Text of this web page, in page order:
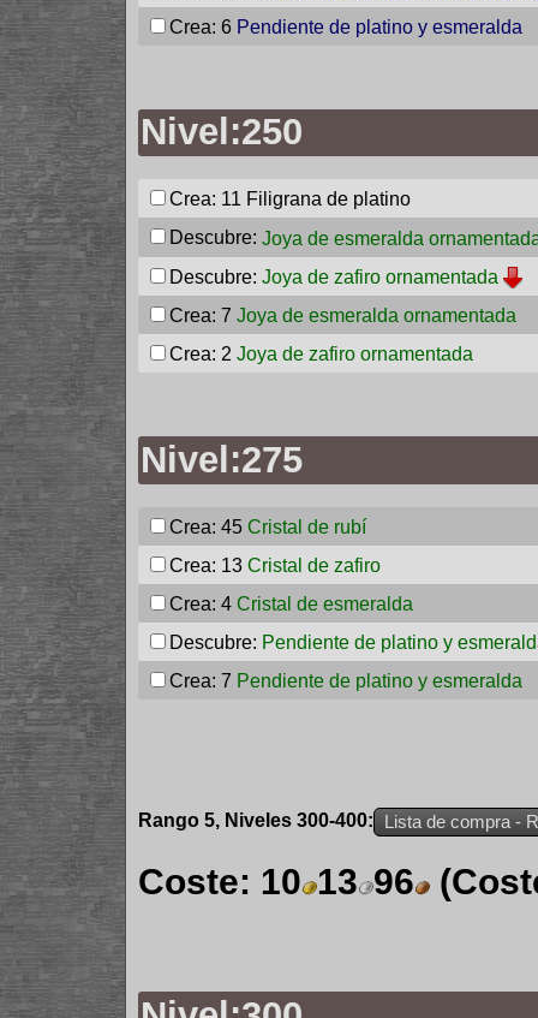
Crea: 6 Pendiente de platino y esmeralda
Nivel:250
Crea: 11 Filigrana de platino
Descubre: Joya de esmeralda
Descubre: Joya de zafiro ornamentada
Crea: 7 Joya de esmeralda ornamentada
Crea: 2 Joya de zafiro ornamentada
Nivel:275
Crea: 45 Cristal de rubí
Crea: 13 Cristal de zafiro
Crea: 4 Cristal de esmeralda
Descubre: Pendiente de platino y
Crea: 7 Pendiente de platino y esmeralda
Rango 5, Niveles 300-400: Lista de compra -
Coste: 10 13 96